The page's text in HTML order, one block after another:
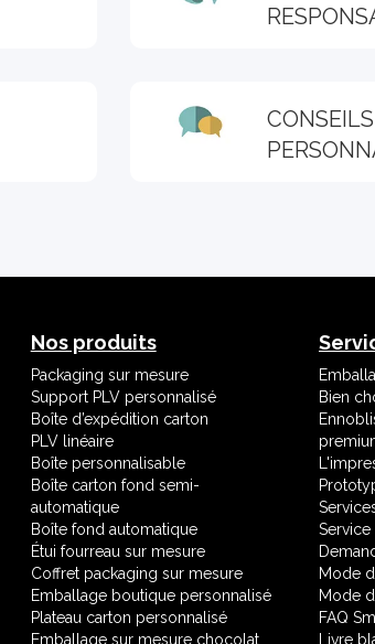
CONSEILS
Nos produits
Packaging sur mesure
Support PLV personnalisé
Boîte d’expédition carton
PLV linéaire
Boîte personnalisable
Boîte carton fond semi-
automatique
Boîte fond automatique
Étui fourreau sur mesure
Coffret packaging sur mesure
Emballage boutique personnalisé
Plateau carton personnalisé
Emballage sur mesure chocolat
Bien
Mode
Mode
FAQ
Livre